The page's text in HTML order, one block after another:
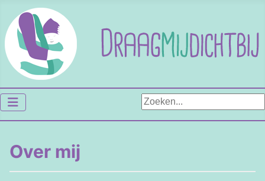
Zoeken...
Over mij